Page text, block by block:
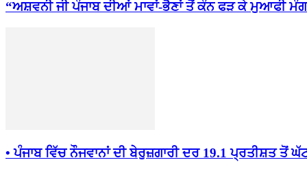
“ਅਸ਼ਵਨੀ ਜੀ ਪੰਜਾਬ ਦੀਆਂ ਮਾਵਾਂ-ਭੈਣਾਂ ਤੋਂ ਕੰਨ ਫੜ ਕੇ ਮੁਆਫੀ
• ਪੰਜਾਬ ਵਿੱਚ ਨੌਜਵਾਨਾਂ ਦੀ ਬੇਰੁਜ਼ਗਾਰੀ ਦਰ 19.1 ਪ੍ਰਤੀਸ਼ਤ ਤੋਂ